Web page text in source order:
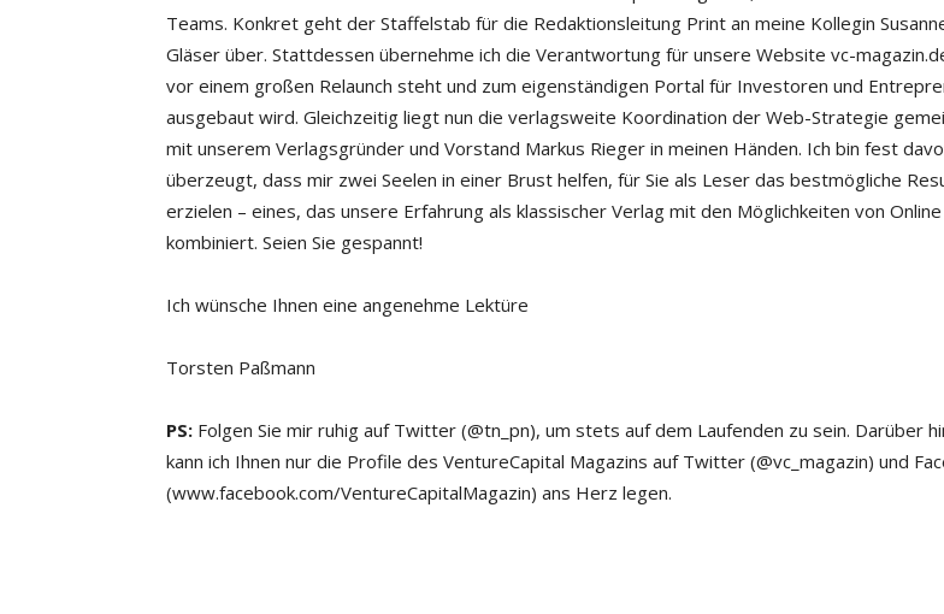
Teams. Konkret geht der Staffelstab für die Redaktionsleitung Print an meine Kollegin
Gläser über. Stattdessen übernehme ich die Verantwortung für unsere Website vc-
vor einem großen Relaunch steht und zum eigenständigen Portal für Investoren und
ausgebaut wird. Gleichzeitig liegt nun die verlagsweite Koordination der Web-Strategie
mit unserem Verlagsgründer und Vorstand Markus Rieger in meinen Händen. Ich bin fest
überzeugt, dass mir zwei Seelen in einer Brust helfen, für Sie als Leser das bestmögliche
erzielen – eines, das unsere Erfahrung als klassischer Verlag mit den Möglichkeiten von Online
kombiniert. Seien Sie gespannt!
Ich wünsche Ihnen eine angenehme Lektüre
Torsten Paßmann
PS: Folgen Sie mir ruhig auf Twitter (@tn_pn), um stets auf dem Laufenden zu sein. Darüber
kann ich Ihnen nur die Profile des VentureCapital Magazins auf Twitter (@vc_magazin) und
(www.facebook.com/VentureCapitalMagazin) ans Herz legen.